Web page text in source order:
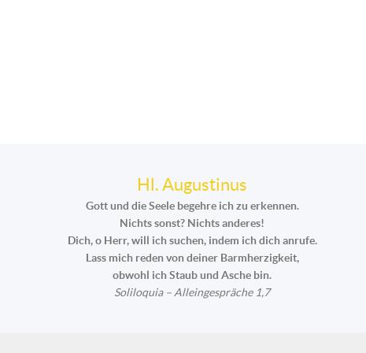
Hl. Augustinus
Gott und die Seele begehre ich zu erkennen.
Nichts sonst? Nichts anderes!
Dich, o Herr, will ich suchen, indem ich dich anrufe.
Lass mich reden von deiner Barmherzigkeit,
obwohl ich Staub und Asche bin.
Soliloquia – Alleingespräche 1,7